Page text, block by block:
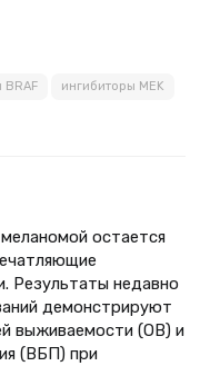
BRAF ингибиторы MEK
остается
Результаты недавно
демонстрируют
выживаемости (ОВ) и
(ВБП) при